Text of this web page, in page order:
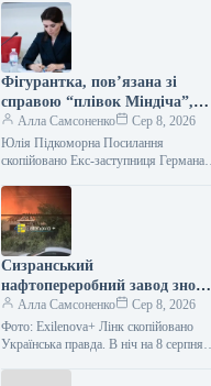
Фігурантка, пов’язана зі
справою “плівок Міндіча”,
зайняла керівний пост у
стратегічній державній
компанії.
Алла Самсоненко
Сер 8, 2026
Юлія Підкоморна Посилання
скопійовано Екс-заступниця Германа
Міндіча”, Юлія Підкоморна, обійняла
посаду виконувачки обов’язків
члена…
Сизранський
нафтопереробний завод знову
піддався атаці, що призвело
до займання.
Алла Самсоненко
Сер 8, 2026
Фото: Exilenova+ Лінк скопійовано
Українська правда. В ніч на 8 серпня у